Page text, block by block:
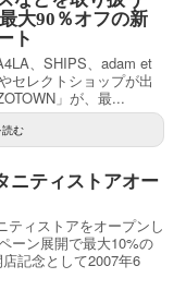
大90％オフの新
ト
、SHIPS、adam et
セレクトショップが出
」が、最...
む
ニティストアオー
ィストアをオープンし
ーン展開で最大10%の
記念として2007年6